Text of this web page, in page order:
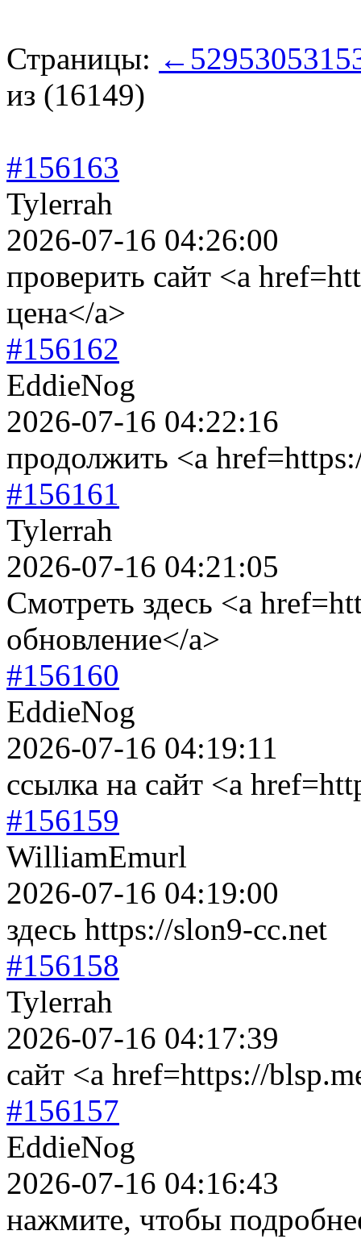
Страницы: ← 529530531
из (16149)
#156163
Tylerrah
2026-07-16 04:26:00
проверить сайт <a
цена</a>
#156162
EddieNog
2026-07-16 04:22:16
продолжить <a
#156161
Tylerrah
2026-07-16 04:21:05
Смотреть здесь <a
обновление</a>
#156160
EddieNog
2026-07-16 04:19:11
ссылка на сайт <a
#156159
WilliamEmurl
2026-07-16 04:19:00
здесь https://slon9-cc.net
#156158
Tylerrah
2026-07-16 04:17:39
сайт <a href=https://
#156157
EddieNog
2026-07-16 04:16:43
нажмите, чтобы